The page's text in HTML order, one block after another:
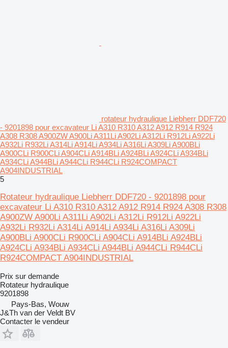
rotateur hydraulique Liebherr DDF720
- 9201898 pour excavateur Li A310 R310 A312 A912 R914 R924
A308 R308 A900ZW A900Li A311Li A902Li A312Li R912Li A922Li
A932Li R932Li A314Li A914Li A934Li A316Li A309Li A900BLi
A900CLi R900CLi A904CLi A914BLi A924BLi A924CLi A934BLi
A934CLi A944BLi A944CLi R944CLi R924COMPACT
A904INDUSTRIAL
5
Rotateur hydraulique Liebherr DDF720 - 9201898 pour
excavateur Li A310 R310 A312 A912 R914 R924 A308 R308
A900ZW A900Li A311Li A902Li A312Li R912Li A922Li
A932Li R932Li A314Li A914Li A934Li A316Li A309Li
A900BLi A900CLi R900CLi A904CLi A914BLi A924BLi
A924CLi A934BLi A934CLi A944BLi A944CLi R944CLi
R924COMPACT A904INDUSTRIAL
Prix sur demande
Rotateur hydraulique
9201898
Pays-Bas, Wouw
J&Th van der Veldt BV
Contacter le vendeur